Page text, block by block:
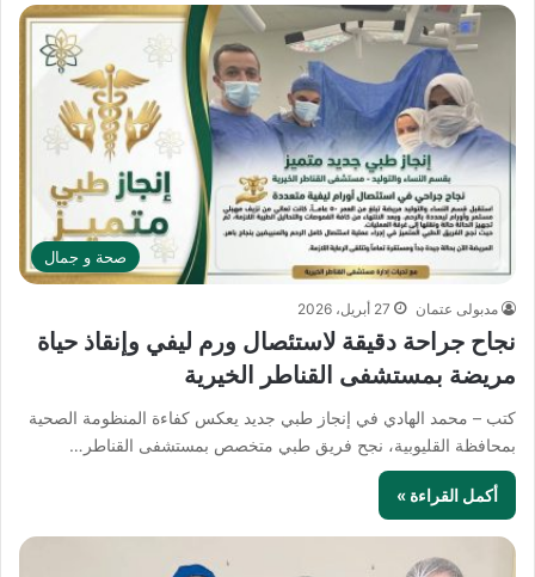
صحة و جمال
مدبولى عتمان 27 أبريل، 2026
نجاح جراحة دقيقة لاستئصال ورم ليفي وإنقاذ حياة
مريضة بمستشفى القناطر الخيرية
كتب – محمد الهادي في إنجاز طبي جديد يعكس كفاءة المنظومة الصحية
بمحافظة القليوبية، نجح فريق طبي متخصص بمستشفى القناطر…
أكمل القراءة »